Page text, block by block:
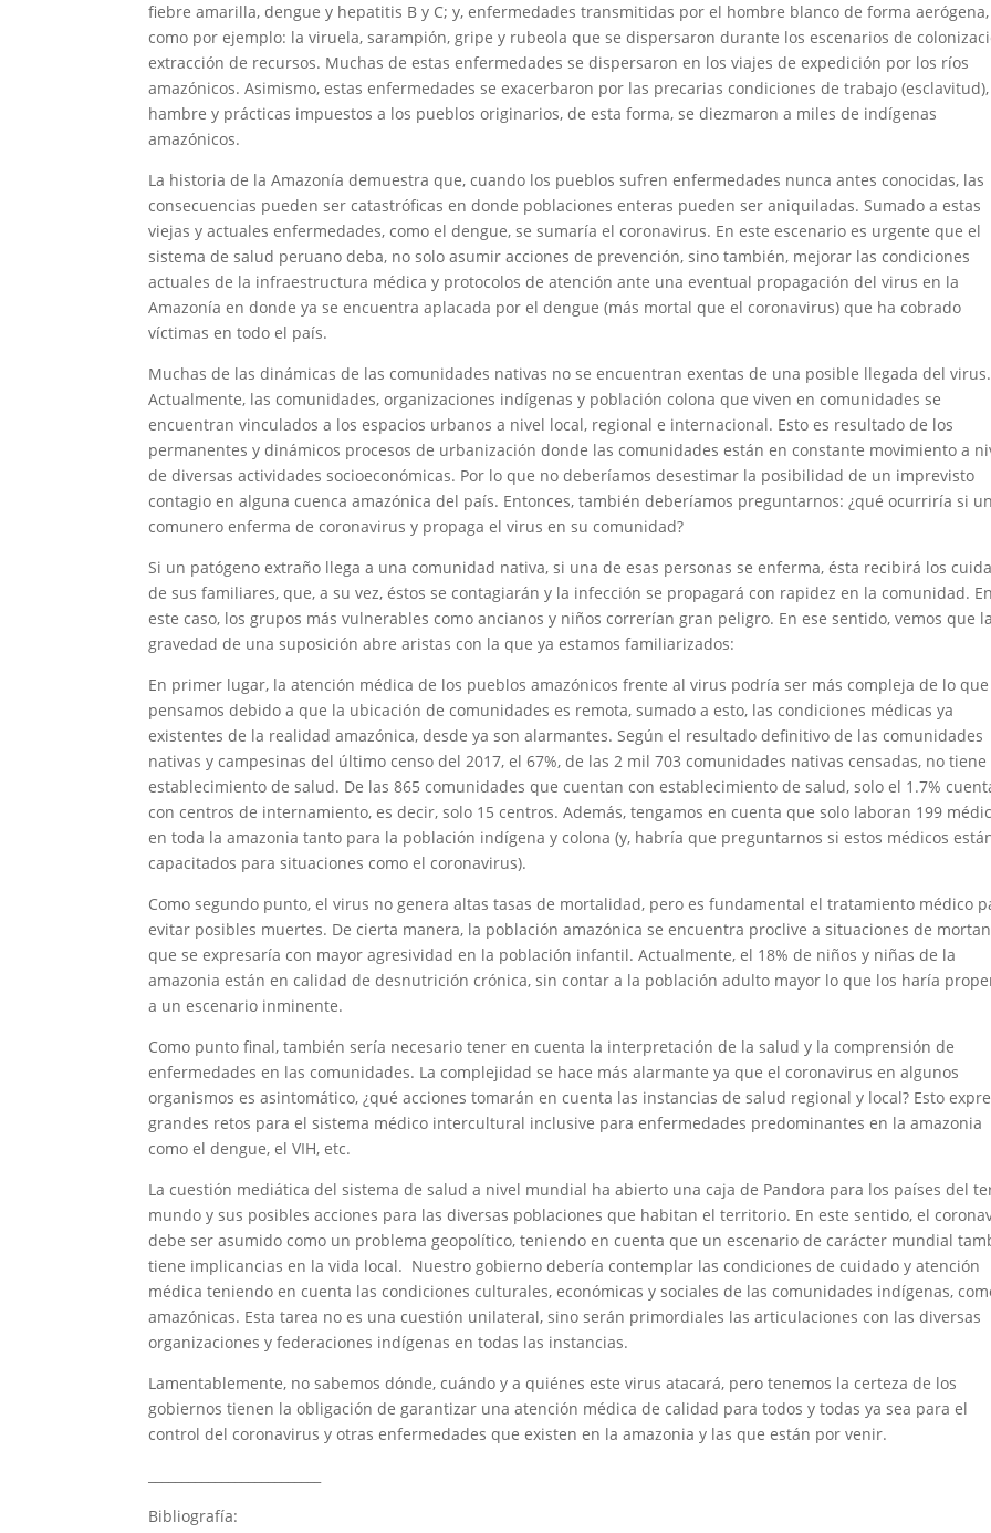
fiebre amarilla, dengue y hepatitis B y C; y, enfermedades transmitidas por el hombre blanco de forma aerógena,
como por ejemplo: la viruela, sarampión, gripe y rubeola que se dispersaron durante los escenarios de
extracción de recursos. Muchas de estas enfermedades se dispersaron en los viajes de expedición por los ríos
amazónicos. Asimismo, estas enfermedades se exacerbaron por las precarias condiciones de trabajo
hambre y prácticas impuestos a los pueblos originarios, de esta forma, se diezmaron a miles de indígenas
amazónicos.
La historia de la Amazonía demuestra que, cuando los pueblos sufren enfermedades nunca antes conocidas, las
consecuencias pueden ser catastróficas en donde poblaciones enteras pueden ser aniquiladas. Sumado a estas
viejas y actuales enfermedades, como el dengue, se sumaría el coronavirus. En este escenario es urgente que el
sistema de salud peruano deba, no solo asumir acciones de prevención, sino también, mejorar las condiciones
actuales de la infraestructura médica y protocolos de atención ante una eventual propagación del virus en la
Amazonía en donde ya se encuentra aplacada por el dengue (más mortal que el coronavirus) que ha cobrado
víctimas en todo el país.
Muchas de las dinámicas de las comunidades nativas no se encuentran exentas de una posible llegada del virus.
Actualmente, las comunidades, organizaciones indígenas y población colona que viven en comunidades se
encuentran vinculados a los espacios urbanos a nivel local, regional e internacional. Esto es resultado de los
permanentes y dinámicos procesos de urbanización donde las comunidades están en constante movimiento a
de diversas actividades socioeconómicas. Por lo que no deberíamos desestimar la posibilidad de un imprevisto
contagio en alguna cuenca amazónica del país. Entonces, también deberíamos preguntarnos: ¿qué ocurriría si un
comunero enferma de coronavirus y propaga el virus en su comunidad?
Si un patógeno extraño llega a una comunidad nativa, si una de esas personas se enferma, ésta recibirá los
de sus familiares, que, a su vez, éstos se contagiarán y la infección se propagará con rapidez en la comunidad. En
este caso, los grupos más vulnerables como ancianos y niños correrían gran peligro. En ese sentido, vemos que la
gravedad de una suposición abre aristas con la que ya estamos familiarizados:
En primer lugar, la atención médica de los pueblos amazónicos frente al virus podría ser más compleja de lo que
pensamos debido a que la ubicación de comunidades es remota, sumado a esto, las condiciones médicas ya
existentes de la realidad amazónica, desde ya son alarmantes. Según el resultado definitivo de las comunidades
nativas y campesinas del último censo del 2017, el 67%, de las 2 mil 703 comunidades nativas censadas, no tiene
establecimiento de salud. De las 865 comunidades que cuentan con establecimiento de salud, solo el 1.7%
con centros de internamiento, es decir, solo 15 centros. Además, tengamos en cuenta que solo laboran 199
en toda la amazonia tanto para la población indígena y colona (y, habría que preguntarnos si estos médicos
capacitados para situaciones como el coronavirus).
Como segundo punto, el virus no genera altas tasas de mortalidad, pero es fundamental el tratamiento médico
evitar posibles muertes. De cierta manera, la población amazónica se encuentra proclive a situaciones de
que se expresaría con mayor agresividad en la población infantil. Actualmente, el 18% de niños y niñas de la
amazonia están en calidad de desnutrición crónica, sin contar a la población adulto mayor lo que los haría
a un escenario inminente.
Como punto final, también sería necesario tener en cuenta la interpretación de la salud y la comprensión de
enfermedades en las comunidades. La complejidad se hace más alarmante ya que el coronavirus en algunos
organismos es asintomático, ¿qué acciones tomarán en cuenta las instancias de salud regional y local? Esto
grandes retos para el sistema médico intercultural inclusive para enfermedades predominantes en la amazonia
como el dengue, el VIH, etc.
La cuestión mediática del sistema de salud a nivel mundial ha abierto una caja de Pandora para los países del
mundo y sus posibles acciones para las diversas poblaciones que habitan el territorio. En este sentido, el
debe ser asumido como un problema geopolítico, teniendo en cuenta que un escenario de carácter mundial
tiene implicancias en la vida local. Nuestro gobierno debería contemplar las condiciones de cuidado y atención
médica teniendo en cuenta las condiciones culturales, económicas y sociales de las comunidades indígenas,
amazónicas. Esta tarea no es una cuestión unilateral, sino serán primordiales las articulaciones con las diversas
organizaciones y federaciones indígenas en todas las instancias.
Lamentablemente, no sabemos dónde, cuándo y a quiénes este virus atacará, pero tenemos la certeza de los
gobiernos tienen la obligación de garantizar una atención médica de calidad para todos y todas ya sea para el
control del coronavirus y otras enfermedades que existen en la amazonia y las que están por venir.
Bibliografía: